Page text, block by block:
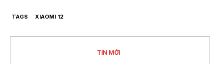
TAGS XIAOMI 12
TIN MỚI